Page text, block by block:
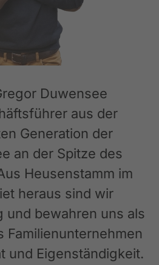
Duwensee
aus der
Generation der
an der Spitze des
Heusenstamm im
heraus sind wir
und bewahren uns als
Familienunternehmen
und Eigenständigkeit.